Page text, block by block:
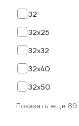
32
32х25
32х32
32х40
32х50
Показать еще 89